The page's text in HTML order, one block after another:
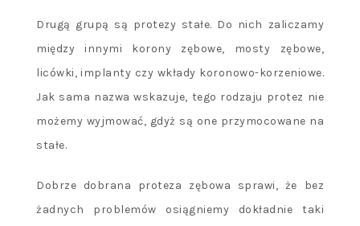
Drugą grupą są protezy stałe. Do nich zaliczamy
między innymi korony zębowe, mosty zębowe,
licówki, implanty czy wkłady koronowo-korzeniowe.
Jak sama nazwa wskazuje, tego rodzaju protez nie
możemy wyjmować, gdyż są one przymocowane na
stałe.
Dobrze dobrana proteza zębowa sprawi, że bez
żadnych problemów osiągniemy dokładnie taki